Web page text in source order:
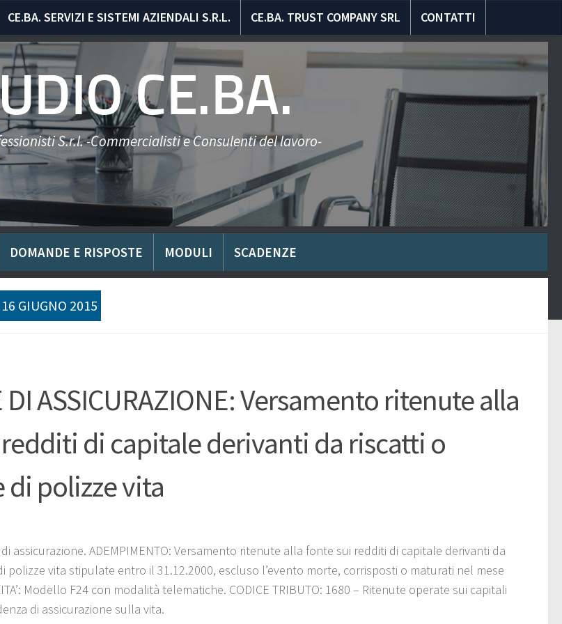
CE.BA. SERVIZI E SISTEMI AZIENDALI S.R.L. CE.BA. TRUST COMPANY SRL CONTATTI
CE.BA.
S.r.l. -Commercialisti e Consulenti del lavoro-
DOMANDE E RISPOSTE MODULI SCADENZE
GIUGNO 2015
DI ASSICURAZIONE: Versamento ritenute alla
di capitale derivanti da riscatti o
di polizze vita
di assicurazione. ADEMPIMENTO: Versamento ritenute alla fonte sui redditi di capitale derivanti da
polizze vita stipulate entro il 31.12.2000, escluso l’evento morte, corrisposti o maturati nel mese
Modello F24 con modalità telematiche. CODICE TRIBUTO: 1680 – Ritenute operate sui capitali
di assicurazione sulla vita.